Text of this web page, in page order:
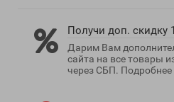
Получи доп. скидку
Дарим Вам
сайта на все товары
через СБП. Подробнее